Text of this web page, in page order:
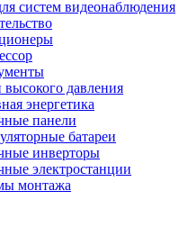
систем видеонаблюдения
давления
энергетика
панели
батареи
инверторы
электростанции
монтажа